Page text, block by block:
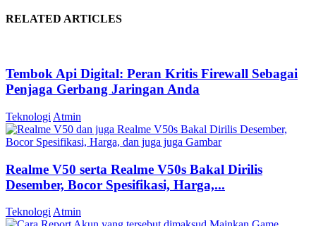
RELATED ARTICLES
Tembok Api Digital: Peran Kritis Firewall Sebagai
Penjaga Gerbang Jaringan Anda
Teknologi Atmin
Realme V50 serta Realme V50s Bakal Dirilis
Desember, Bocor Spesifikasi, Harga,...
Teknologi Atmin